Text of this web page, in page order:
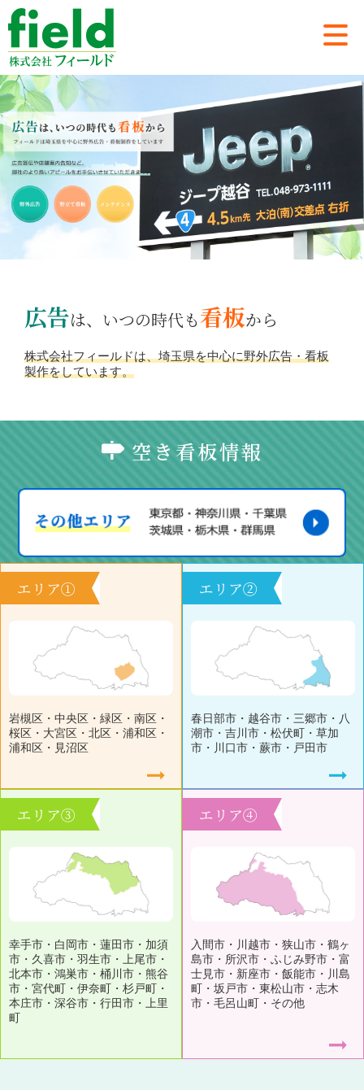
広告は、いつの時代も看板から
株式会社フィールドは、埼玉県を中心に野外広告・看板
製作をしています。
空き看板情報
エリア①
岩槻区・中央区・緑区・南区・
桜区・大宮区・北区・浦和区・
浦和区・見沼区
エリア②
春日部市・越谷市・三郷市・八
潮市・吉川市・松伏町・草加
市・川口市・蕨市・戸田市
エリア③
幸手市・白岡市・蓮田市・加須
市・久喜市・羽生市・上尾市・
北本市・鴻巣市・桶川市・熊谷
市・宮代町・伊奈町・杉戸町・
本庄市・深谷市・行田市・上里
町
エリア④
入間市・川越市・狭山市・鶴ヶ
島市・所沢市・ふじみ野市・富
士見市・新座市・飯能市・川島
町・坂戸市・東松山市・志木
市・毛呂山町・その他